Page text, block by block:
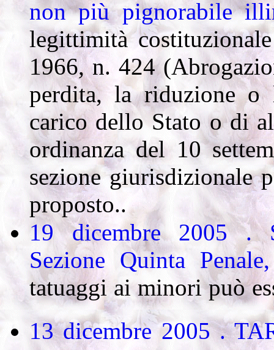
non più pignorabile
legittimità
1966, n. 424
perdita, la riduzione o
carico dello Stato o di
ordinanza del 10
sezione giurisdizionale
proposto..
19 dicembre 2005 .
Sezione Quinta
tatuaggi ai minori può
13 dicembre 2005 .